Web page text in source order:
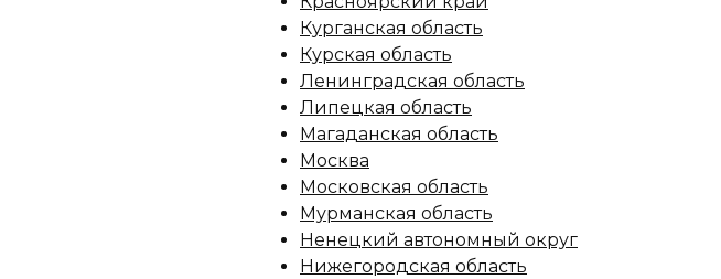
Курганская область
Курская область
Ленинградская область
Липецкая область
Магаданская область
Москва
Московская область
Мурманская область
Ненецкий автономный округ
Нижегородская область